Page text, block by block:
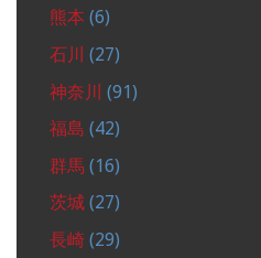
熊本 (6)
石川 (27)
神奈川 (91)
福島 (42)
群馬 (16)
茨城 (27)
長崎 (29)